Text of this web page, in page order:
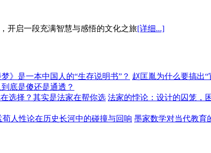
开启一段充满智慧与感悟的文化之旅[详细...]
》是一本中国人的“生存说明书”？ 赵匡胤为什么要搞出
底是傻还是通透？
选择？其实是法家在帮你选 法家的悖论：设计的囚笼，
荀人性论在历史长河中的碰撞与回响 墨家数学对当代教育